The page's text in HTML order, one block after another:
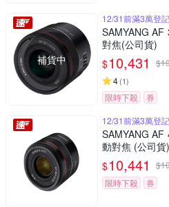
補貨中
12/31前滿3萬登
SAMYANG
對焦(公司貨)
$10,431 $
4(1)
限時下殺
券
12/31前滿3萬登
SAMYANG
動對焦 (公司貨)
$10,441 $
限時下殺
券